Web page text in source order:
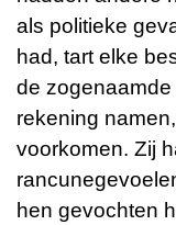
als politieke
had, tart elke
de
rekening
voorkomen. Zij
hen gevochten